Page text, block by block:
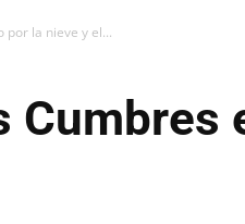
por la nieve y el...